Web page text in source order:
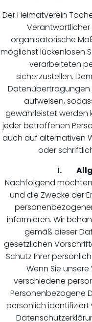
Der Heimatverein
organisatorische
möglichst lückenlosen
verarbeiteten
sicherzustellen.
Datenübertragungen
aufweisen,
gewährleistet werden
jeder betroffenen
auch auf alternativen
oder
I.
Nachfolgend möchten
und die Zwecke der
informieren. Wir
gemäß dieser
gesetzlichen
Schutz Ihrer
Wenn Sie
verschiedene
Personenbezogene
persönlich identifiziert